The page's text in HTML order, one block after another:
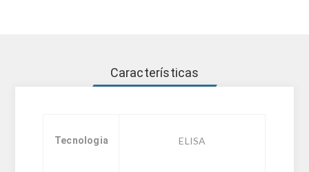
Características
Tecnologia ELISA